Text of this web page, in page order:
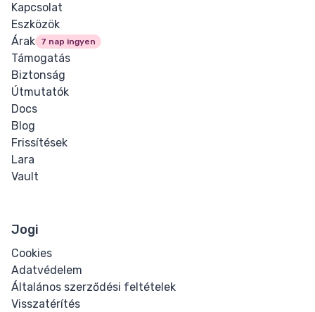
Kapcsolat
Eszközök
Árak
7 nap ingyen
Támogatás
Biztonság
Útmutatók
Docs
Blog
Frissítések
Lara
Vault
Jogi
Cookies
Adatvédelem
Általános szerződési feltételek
Visszatérítés